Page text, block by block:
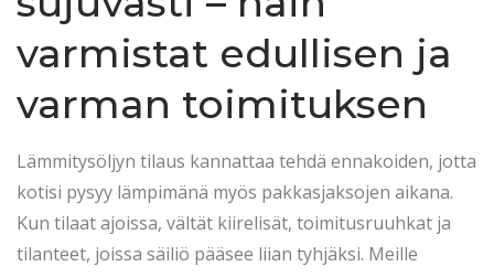
o
n
2
6
i
n
varmistat edullisen ja
varman toimituksen
Lämmitysöljyn tilaus kannattaa tehdä ennakoiden, jotta
kotisi pysyy lämpimänä myös pakkasjaksojen aikana.
Kun tilaat ajoissa, vältät kiirelisät, toimitusruuhkat ja
tilanteet, joissa säiliö pääsee liian tyhjäksi. Meille